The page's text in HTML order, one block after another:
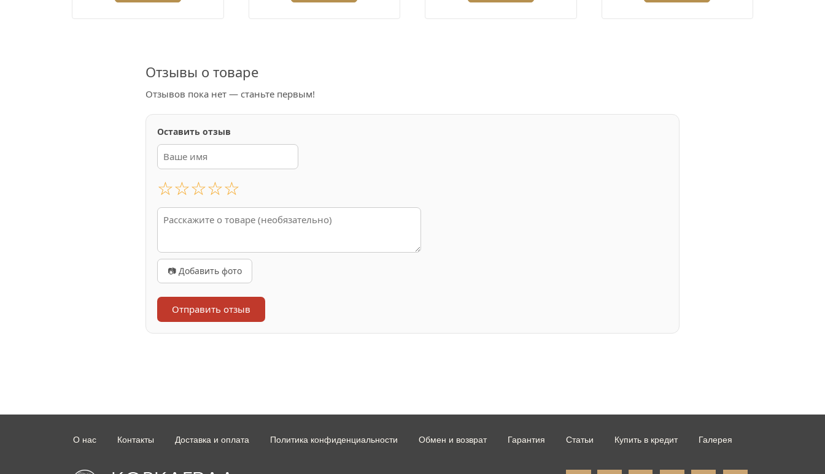
Отзывы о товаре
Отзывов пока нет — станьте первым!
Оставить отзыв
☆☆☆☆☆
📷 Добавить фото
Отправить отзыв
О нас Контакты Доставка и оплата Политика конфиденциальности Обмен и возврат Гарантия Статьи Купить в кредит Галерея